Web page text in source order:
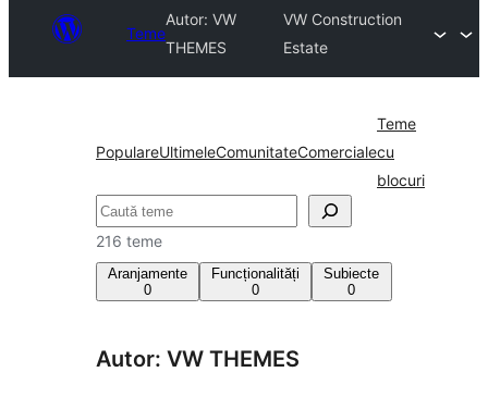
Teme
Autor: VW
THEMES
VW Construction
Estate
PopulareUltimeleComunitateComerciale
Teme
cu
blocuri
Caută
216 teme
Aranjamente
0
Funcționalități
0
Subiecte
0
Autor: VW THEMES